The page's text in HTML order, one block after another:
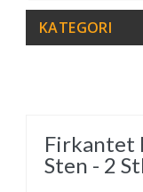
KATEGORI
Firkantet
Sten - 2